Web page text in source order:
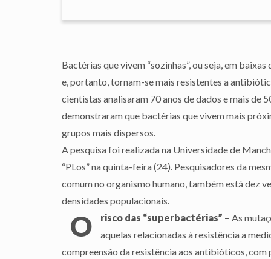
Bactérias que vivem “sozinhas”, ou seja, em
e, portanto, tornam-se mais resistentes a
cientistas analisaram 70 anos de dados e mais de
demonstraram que bactérias que vivem mais
grupos mais dispersos.
A pesquisa foi realizada na Universidade de
“PLos” na quinta-feira (24). Pesquisadores da
comum no organismo humano, também está dez
densidades populacionais.
O risco das “superbactérias” – As
aquelas relacionadas à resistência a
compreensão da resistência aos antibióticos,